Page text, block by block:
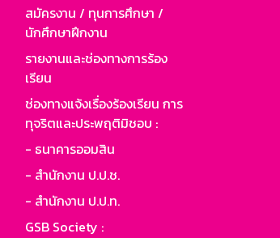
สมัครงาน / ทุนการศึกษา /
นักศึกษาฝึกงาน
รายงานและช่องทางการร้อง
เรียน
ช่องทางแจ้งเรื่องร้องเรียน การ
ทุจริตและประพฤติมิชอบ :
- ธนาคารออมสิน
- สำนักงาน ป.ป.ช.
- สำนักงาน ป.ป.ท.
GSB Society :